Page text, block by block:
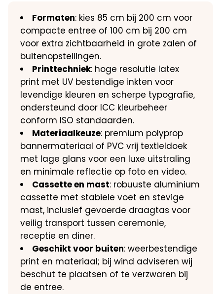
Formaten: kies 85 cm bij 200 cm voor
compacte entree of 100 cm bij 200 cm
voor extra zichtbaarheid in grote zalen of
buitenopstellingen.
Printtechniek: hoge resolutie latex
print met UV bestendige inkten voor
levendige kleuren en scherpe typografie,
ondersteund door ICC kleurbeheer
conform ISO standaarden.
Materiaalkeuze: premium polyprop
bannermateriaal of PVC vrij textieldoek
met lage glans voor een luxe uitstraling
en minimale reflectie op foto en video.
Cassette en mast: robuuste aluminium
cassette met stabiele voet en stevige
mast, inclusief gevoerde draagtas voor
veilig transport tussen ceremonie,
receptie en diner.
Geschikt voor buiten: weerbestendige
print en materiaal; bij wind adviseren wij
beschut te plaatsen of te verzwaren bij
de entree.